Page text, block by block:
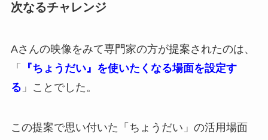
次なるチャレンジ
Aさんの映像をみて専門家の方が提案されたのは、
「
『ちょうだい』を使いたくなる場面を設定す
る 」ことでした。
この提案で思い付いた「ちょうだい」の活用場面